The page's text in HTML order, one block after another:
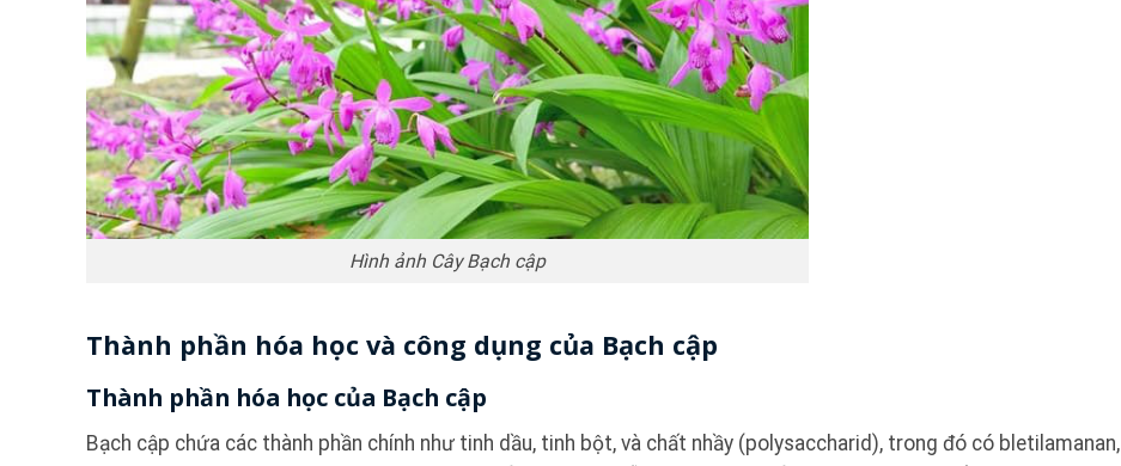
Hình ảnh Cây Bạch cập
Thành phần hóa học và công dụng của Bạch cập
Thành phần hóa học của Bạch cập
Bạch cập chứa các thành phần chính như tinh dầu, tinh bột, và chất nhầy (polysaccharid), trong đó có bletilamanan,